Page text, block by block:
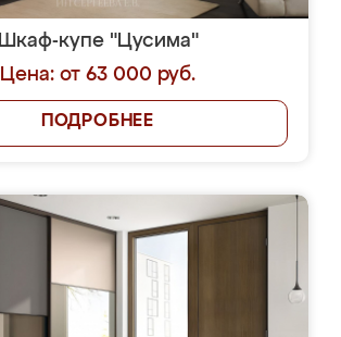
Шкаф-купе "Цусима"
Цена: от 63 000 руб.
ПОДРОБНЕЕ